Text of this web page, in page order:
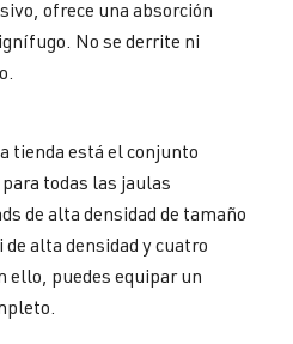
ofrece una absorción
No se derrite ni
tienda está el conjunto
todas las jaulas
de alta densidad de tamaño
alta densidad y cuatro
ello, puedes equipar un